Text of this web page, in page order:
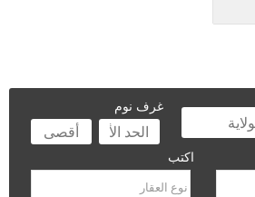
غرف نوم
اكتب